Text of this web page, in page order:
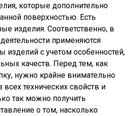
которые дополнительно
поверхностью. Есть
изделия. Соответственно, в
применяются
изделий с учетом особенностей,
качеств. Перед тем, как
нужно крайне внимательно
всех технических свойств и
так можно получить
о том, насколько